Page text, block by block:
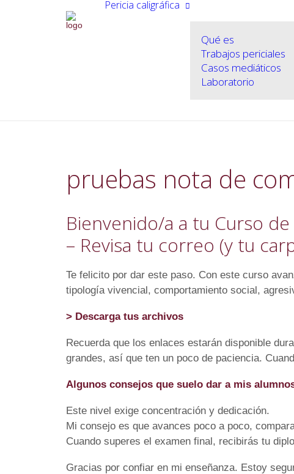
Pericia caligráfica
Qué es
Trabajos periciales
Casos mediáticos
Laboratorio
pruebas nota de
Bienvenido/a a tu Curso
– Revisa tu correo (y tu
Te felicito por dar este paso. Con este curso
tipología vivencial, comportamiento social,
> Descarga tus archivos
Recuerda que los enlaces estarán disponible
grandes, así que ten un poco de paciencia.
Algunos consejos que suelo dar a mis
Este nivel exige concentración y dedicación.
Mi consejo es que avances poco a poco,
Cuando superes el examen final, recibirás tu
Gracias por confiar en mi enseñanza. Estoy